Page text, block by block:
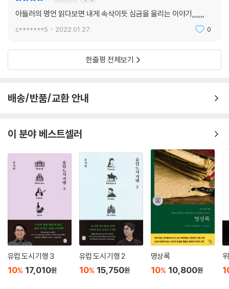
아들러의 명언 읽다보면 내게 속삭이듯 심금을 울리는 이야기,,,,,,
c*******5 2022.01.27. 0
한줄평 전체보기
배송/반품/교환 안내
이 분야 베스트셀러
유럽 도시 기행 3
10% 17,010원
유럽 도시 기행 2
10% 15,750원
명상록
10% 10,800원